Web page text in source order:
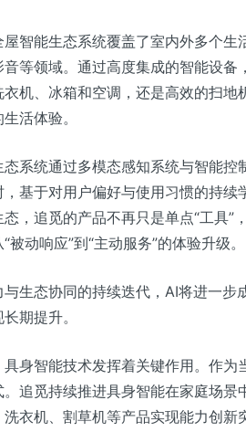
智能生态系统覆盖了室内外多个
等领域。通过高度集成的智能设
机、冰箱和空调，还是高效的扫
活体验。
系统通过多模态感知系统与智能控
基于对用户偏好与使用习惯的持
，追觅的产品不再只是单点“工具”
动响应”到“主动服务”的体验升级。
生态协同的持续迭代，AI将进一
期提升。
身智能技术发挥着关键作用。作
追觅持续推进具身智能在家庭场
衣机、割草机等产品实现能力创